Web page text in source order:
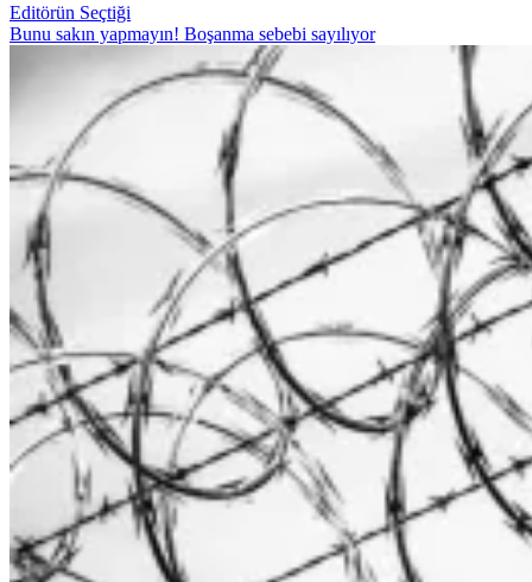
Editörün Seçtiği
Bunu sakın yapmayın! Boşanma sebebi sayılıyor